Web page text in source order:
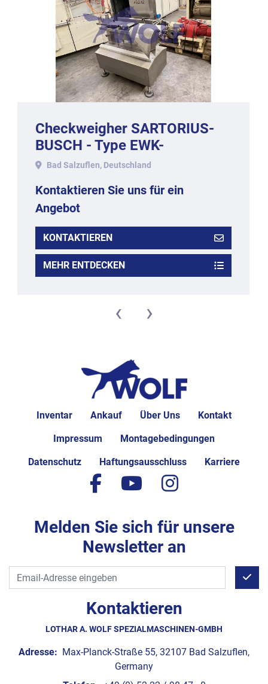
Checkweigher SARTORIUS-
BUSCH - Type EWK-
3010/WS1kg-WZGP, 2009.
Bad Salzuflen, Deutschland
Kontaktieren Sie uns für ein
Angebot
KONTAKTIEREN
MEHR ENTDECKEN
‹ ›
Inventar Ankauf Über Uns Kontakt
Impressum Montagebedingungen
Datenschutz Haftungsausschluss Karriere
Kontaktieren
LOTHAR A. WOLF SPEZIALMASCHINEN-GMBH
Adresse: Max-Planck-Straße 55, 32107 Bad Salzuflen,
Germany
facebook
youtubeinstagram
Melden Sie sich für unsere
Newsletter an